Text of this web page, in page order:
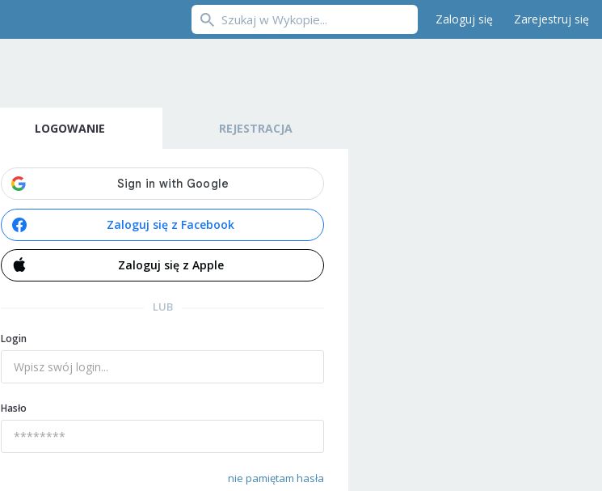
Zaloguj się Zarejestruj się
LOGOWANIE REJESTRACJA
Zaloguj się z Facebook
Zaloguj się z Apple
LUB
Login
Hasło
nie pamiętam hasła